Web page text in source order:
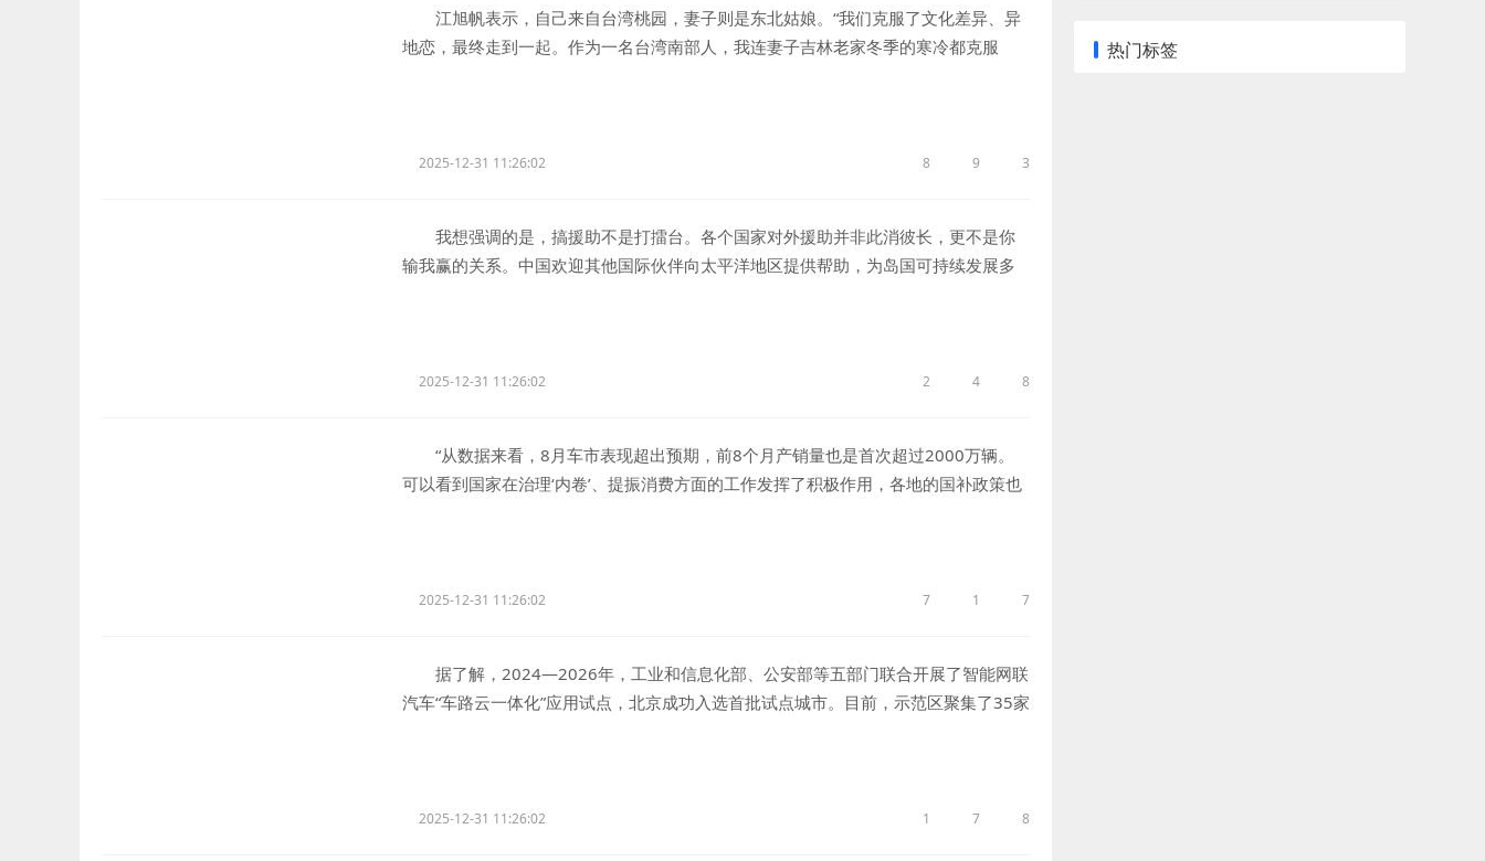
江旭帆表示，自己来自台湾桃园，妻子则是东北姑娘。“我们克服了文化差异、异
地恋，最终走到一起。作为一名台湾南部人，我连妻子吉林老家冬季的寒冷都克服
2025-12-31 11:26:02 8 9 3
我想强调的是，搞援助不是打擂台。各个国家对外援助并非此消彼长，更不是你
输我赢的关系。中国欢迎其他国际伙伴向太平洋地区提供帮助，为岛国可持续发展多
2025-12-31 11:26:02 2 4 8
“从数据来看，8月车市表现超出预期，前8个月产销量也是首次超过2000万辆。
可以看到国家在治理‘内卷’、提振消费方面的工作发挥了积极作用，各地的国补政策也
2025-12-31 11:26:02 7 1 7
据了解，2024—2026年，工业和信息化部、公安部等五部门联合开展了智能网联
汽车“车路云一体化”应用试点，北京成功入选首批试点城市。目前，示范区聚集了35家
2025-12-31 11:26:02 1 7 8
热门标签